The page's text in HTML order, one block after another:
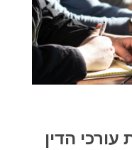
הדין